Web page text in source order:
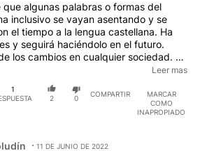
que algunas palabras o formas del
inclusivo se vayan asentando y se
el tiempo a la lengua castellana. Ha
y seguirá haciéndolo en el futuro.
los cambios en cualquier sociedad. Lo
que hacer es enseñarlos en las
la base de la idea inclusiva es
surge de considerar al lenguaje actual
patriarcado, y no puede ser aceptada
a las estructuras académicas
Leer mas
1
2 0
COMPARTIR
MARCAR
COMO
INAPROPIADO
11 DE JUNIO DE 2022